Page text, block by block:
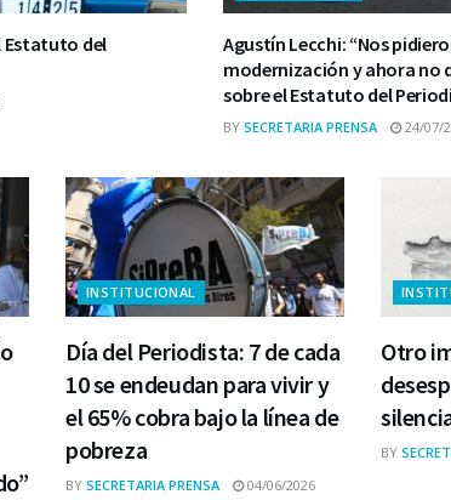
Estatuto del
Agustín Lecchi: “Nos
modernización y ahora no
sobre el Estatuto del
BY SECRETARIA PRENSA 24/07/
INSTITUCIONAL
Día del Periodista: 7 de cada
10 se endeudan para vivir y
el 65% cobra bajo la línea de
pobreza
BY SECRETARIA PRENSA 04/06/2026
Otro
BY